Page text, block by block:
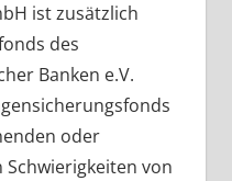
ist zusätzlich
des
Banken e.V.
oder
von